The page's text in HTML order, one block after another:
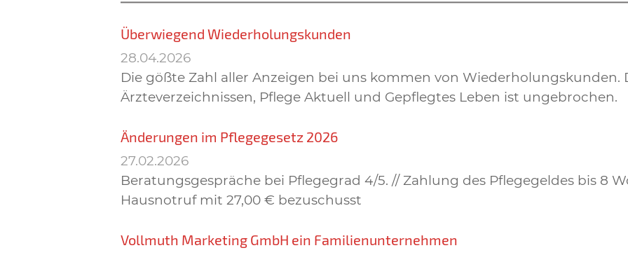
Überwiegend Wiederholungskunden
28.04.2026
Die gößte Zahl aller Anzeigen bei uns kommen von Wiederholungskunden.
Ärzteverzeichnissen, Pflege Aktuell und Gepflegtes Leben ist ungebrochen.
Änderungen im Pflegegesetz 2026
27.02.2026
Beratungsgespräche bei Pflegegrad 4/5. // Zahlung des Pflegegeldes bis 8
Hausnotruf mit 27,00 € bezuschusst
Vollmuth Marketing GmbH ein Familienunternehmen